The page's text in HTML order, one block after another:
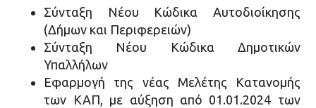
Σύνταξη Νέου Κώδικα Αυτοδιοίκησης
(Δήμων και Περιφερειών)
Σύνταξη Νέου Κώδικα Δημοτικών
Υπαλλήλων
Εφαρμογή της νέας Μελέτης Κατανομής
των ΚΑΠ, με αύξηση από 01.01.2024 των